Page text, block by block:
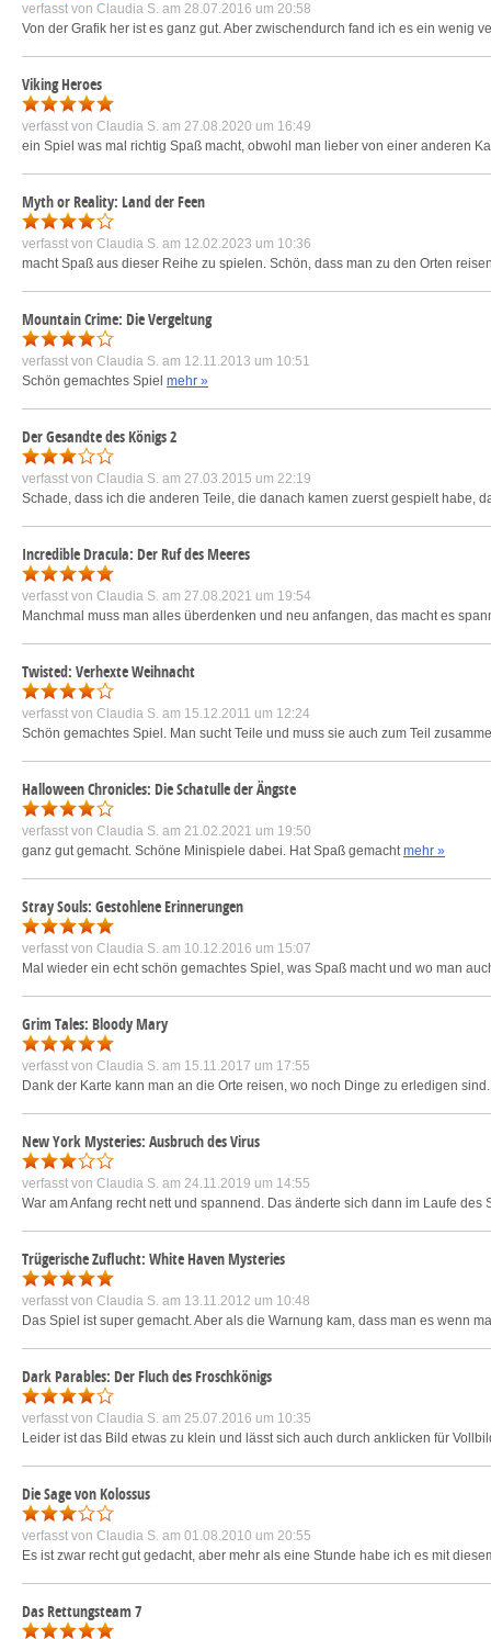
verfasst von Claudia S. am 28.07.2016 um 20:58
Von der Grafik her ist es ganz gut. Aber zwischendurch fand ich es ein wenig
Viking Heroes
verfasst von Claudia S. am 27.08.2020 um 16:49
ein Spiel was mal richtig Spaß macht, obwohl man lieber von einer anderen
Myth or Reality: Land der Feen
verfasst von Claudia S. am 12.02.2023 um 10:36
macht Spaß aus dieser Reihe zu spielen. Schön, dass man zu den Orten
Mountain Crime: Die Vergeltung
verfasst von Claudia S. am 12.11.2013 um 10:51
Schön gemachtes Spiel mehr »
Der Gesandte des Königs 2
verfasst von Claudia S. am 27.03.2015 um 22:19
Schade, dass ich die anderen Teile, die danach kamen zuerst gespielt habe,
Incredible Dracula: Der Ruf des Meeres
verfasst von Claudia S. am 27.08.2021 um 19:54
Manchmal muss man alles überdenken und neu anfangen, das macht es
Twisted: Verhexte Weihnacht
verfasst von Claudia S. am 15.12.2011 um 12:24
Schön gemachtes Spiel. Man sucht Teile und muss sie auch zum Teil
Halloween Chronicles: Die Schatulle der Ängste
verfasst von Claudia S. am 21.02.2021 um 19:50
ganz gut gemacht. Schöne Minispiele dabei. Hat Spaß gemachtmehr »
Stray Souls: Gestohlene Erinnerungen
verfasst von Claudia S. am 10.12.2016 um 15:07
Mal wieder ein echt schön gemachtes Spiel, was Spaß macht und wo man
Grim Tales: Bloody Mary
verfasst von Claudia S. am 15.11.2017 um 17:55
Dank der Karte kann man an die Orte reisen, wo noch Dinge zu erledigen
New York Mysteries: Ausbruch des Virus
verfasst von Claudia S. am 24.11.2019 um 14:55
War am Anfang recht nett und spannend. Das änderte sich dann im Laufe
Trügerische Zuflucht: White Haven Mysteries
verfasst von Claudia S. am 13.11.2012 um 10:48
Das Spiel ist super gemacht. Aber als die Warnung kam, dass man es wenn
Dark Parables: Der Fluch des Froschkönigs
verfasst von Claudia S. am 25.07.2016 um 10:35
Leider ist das Bild etwas zu klein und lässt sich auch durch anklicken für
Die Sage von Kolossus
verfasst von Claudia S. am 01.08.2010 um 20:55
Es ist zwar recht gut gedacht, aber mehr als eine Stunde habe ich es mit
Das Rettungsteam 7